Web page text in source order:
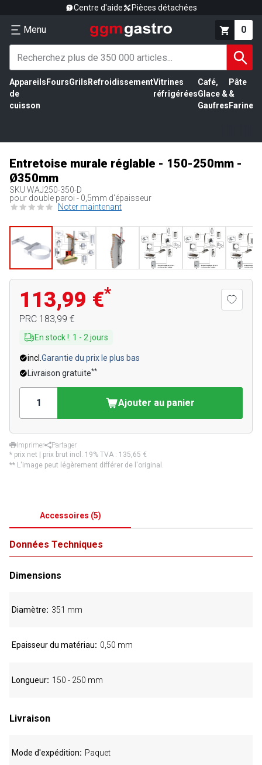
Centre d'aide Pièces détachées
Menu 0
Appareils
de
cuisson
FoursGrils RefroidissementVitrines
réfrigérées
Café,
Glace &
Gaufres
Pâte
&
Farine
Entretoise murale réglable - 150-250mm -
Ø350mm
SKU WAJ250-350-D
pour double paroi - 0,5mm d'épaisseur
Noter maintenant
113,99 €*
PRC 183,99 €
En stock !: 1 - 2 jours
incl. Garantie du prix le plus bas
Livraison gratuite**
Ajouter au panier
Imprimer
Partager
* prix net | prix brut incl. 19% TVA : 135,65 €
** L'image peut légèrement différer de l'original.
Accessoires (5)
Données Techniques
Dimensions
Diamètre 351 mm
Epaisseur du matériau 0,50 mm
Longueur 150 - 250 mm
Livraison
Mode d'expédition Paquet